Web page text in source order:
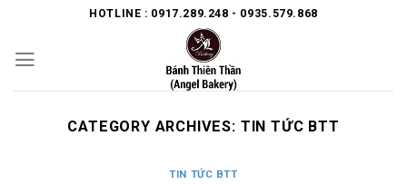
content
HOTLINE : 0917.289.248 - 0935.579.868
CATEGORY ARCHIVES: TIN TỨC BTT
TIN TỨC BTT